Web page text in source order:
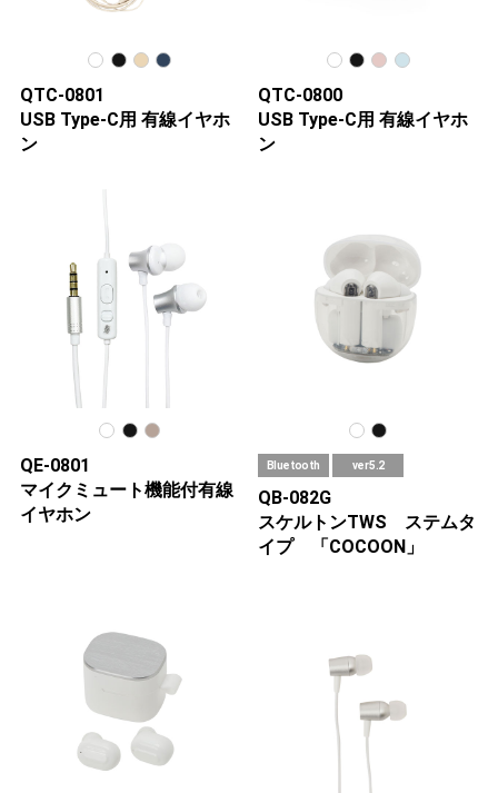
QTC-0801
USB Type-C用 有線イヤホ
ン
QTC-0800
USB Type-C用 有線イヤホ
ン
QE-0801
マイクミュート機能付有線
イヤホン
Bluetooth ver 5.2
QB-082G
スケルトンTWS ステムタ
イプ 「COCOON」